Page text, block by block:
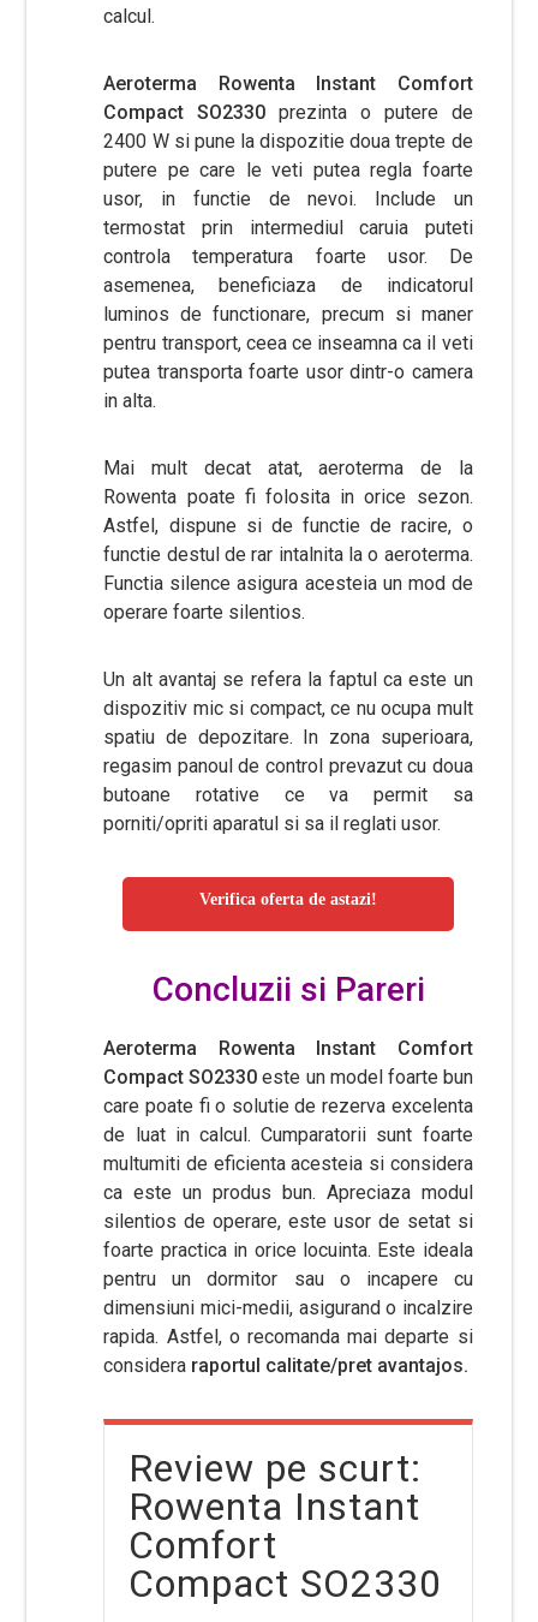
calcul.
Aeroterma Rowenta Instant Comfort
Compact SO2330prezinta o putere de
2400 W si pune la dispozitie doua trepte de
putere pe care le veti putea regla foarte
usor, in functie de nevoi. Include un
termostat prin intermediul caruia puteti
controla temperatura foarte usor. De
asemenea, beneficiaza de indicatorul
luminos de functionare, precum si maner
pentru transport, ceea ce inseamna ca il veti
putea transporta foarte usor dintr-o camera
in alta.
Mai mult decat atat, aeroterma de la
Rowenta poate fi folosita in orice sezon.
Astfel, dispune si de functie de racire, o
functie destul de rar intalnita la o aeroterma.
Functia silence asigura acesteia un mod de
operare foarte silentios.
Un alt avantaj se refera la faptul ca este un
dispozitiv mic si compact, ce nu ocupa mult
spatiu de depozitare. In zona superioara,
regasim panoul de control prevazut cu doua
butoane rotative ce va permit sa
porniti/opriti aparatul si sa il reglati usor.
Verifica oferta de astazi!
Concluzii si Pareri
Aeroterma Rowenta Instant Comfort
Compact SO2330este un model foarte bun
care poate fi o solutie de rezerva excelenta
de luat in calcul. Cumparatorii sunt foarte
multumiti de eficienta acesteia si considera
ca este un produs bun. Apreciaza modul
silentios de operare, este usor de setat si
foarte practica in orice locuinta. Este ideala
pentru un dormitor sau o incapere cu
dimensiuni mici-medii, asigurand o incalzire
rapida. Astfel, o recomanda mai departe si
considera raportul calitate/pret avantajos.
Review pe scurt:
Rowenta Instant
Comfort
Compact SO2330